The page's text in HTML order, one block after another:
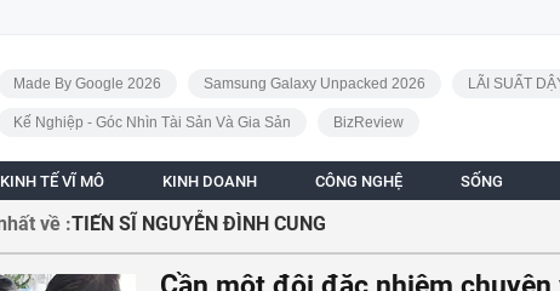
Made By Google 2026
Samsung Galaxy Unpacked 2026 LÃI SUẤT
Kế Nghiệp - Góc Nhìn Tài Sản Và Gia Sản BizReview
KINH TẾ VĨ MÔ KINH DOANH CÔNG NGHỆ SỐNG
về :TIẾN SĨ NGUYỄN ĐÌNH CUNG